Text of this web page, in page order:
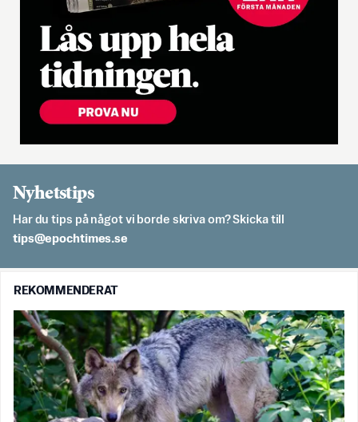
Nyhetstips
Har du tips på något vi borde skriva om? Skicka till
es.semithcope@spit
REKOMMENDERAT